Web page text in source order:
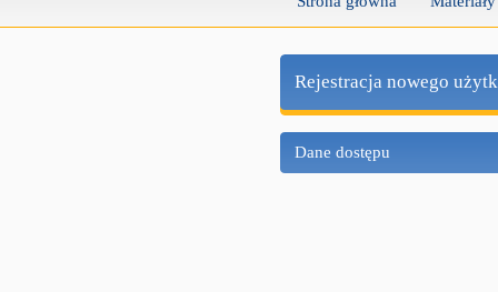
Rejestracja nowego
Dane dostępu